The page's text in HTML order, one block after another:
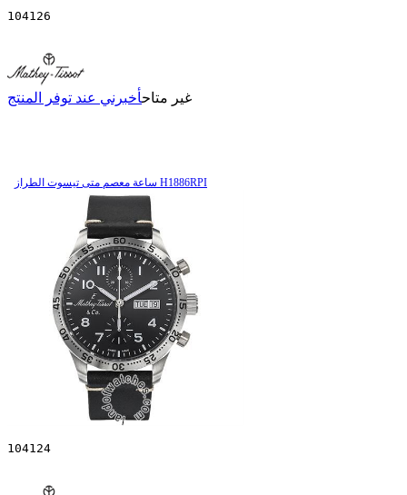
104126
غير متاحأخبرني عند توفر المنتج
ساعة معصم متی تیسوت الطراز H1886RPI
104124